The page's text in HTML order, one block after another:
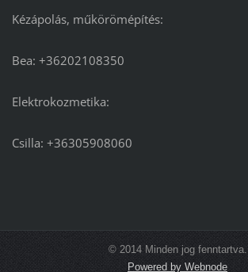
Kézápolás, műkörömépítés:
Bea: +36202108350
Elektrokozmetika:
Csilla: +36305908060
© 2014 Minden jog fenntartva.
Powered by Webnode